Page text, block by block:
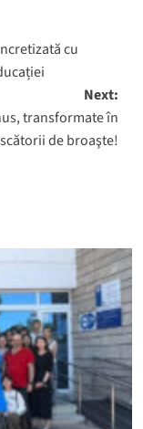
cu
Next:
transformate în
de broaşte!